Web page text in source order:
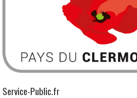
Service-Public.fr